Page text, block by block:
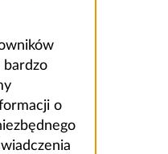
bardzo
o